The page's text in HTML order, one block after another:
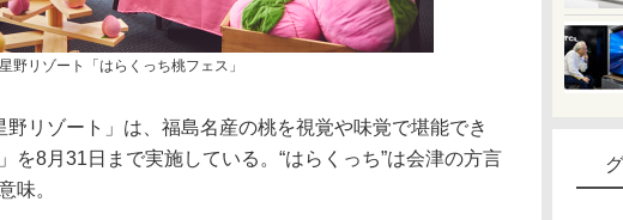
野リゾート「はらくっち桃フェス」
野リゾート」は、福島名産の桃を視覚や味覚で堪能でき
を8月31日まで実施している。“はらくっち”は会津の方言
味。